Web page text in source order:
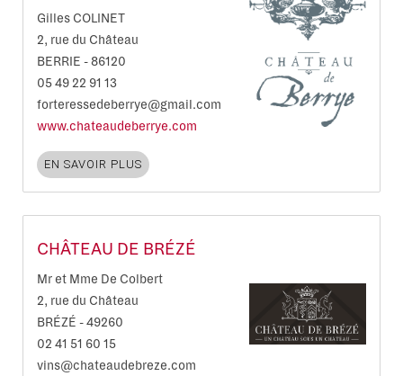
Gilles COLINET
2, rue du Château
BERRIE - 86120
05 49 22 91 13
forteressedeberrye@gmail.com
www.chateaudeberrye.com
EN SAVOIR PLUS
CHÂTEAU DE BRÉZÉ
Mr et Mme De Colbert
2, rue du Château
BRÉZÉ - 49260
02 41 51 60 15
vins@chateaudebreze.com